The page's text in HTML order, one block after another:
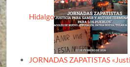
Hidalgo
JORNADAS ZAPATISTAS